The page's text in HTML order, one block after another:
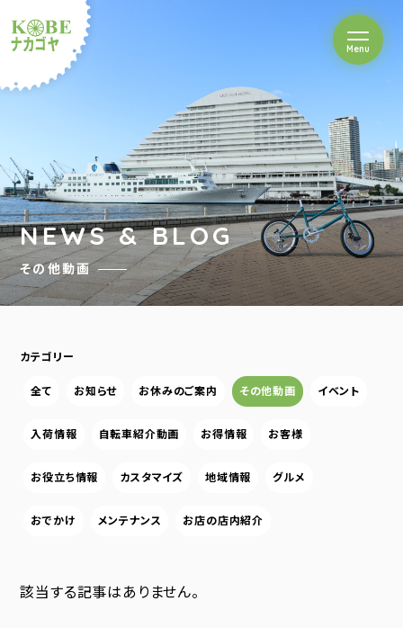
ルショップナカゴヤ
Menuを開閉
NEWS & BLOG
その他動画
カテゴリー
全て お知らせ お休みのご案内 その他動画 イベント
入荷情報 自転車紹介動画 お得情報 お客様
お役立ち情報 カスタマイズ 地域情報 グルメ
おでかけ メンテナンス お店の店内紹介
該当する記事はありません。